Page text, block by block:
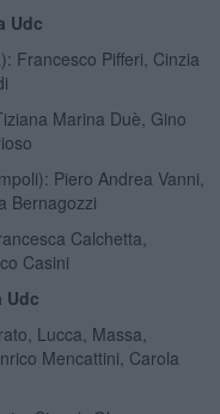
Udc
Francesco Pifferi, Cinzia
Marina Duè, Gino
Piero Andrea Vanni,
Bernagozzi
Calchetta,
Casini
Udc
Lucca, Massa,
Mencattini, Carola